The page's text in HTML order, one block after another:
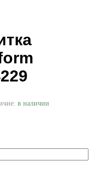
в наличии